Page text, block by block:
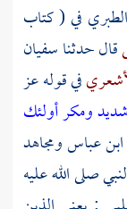
الطبري في ( كتاب
قال حدثناسفيان
في قوله عز
ومكر أولئك
ابن عباسومجاهد
صلى الله عليه